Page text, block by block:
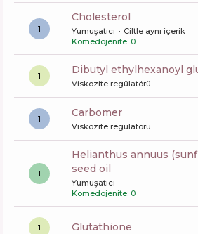
1
cholesterol
Yumuşatıcı
Ciltle aynı içerik
Komedojenite: 0
1 dibutyl ethylhexanoyl
Viskozite regülatörü
1 carbomer
Viskozite regülatörü
1
helianthus annuus (sunflower)
seed oil
Yumuşatıcı
Komedojenite: 0
1 glutathione